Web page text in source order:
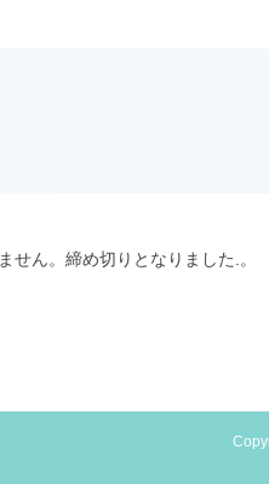
せん。締め切りとなりました.。